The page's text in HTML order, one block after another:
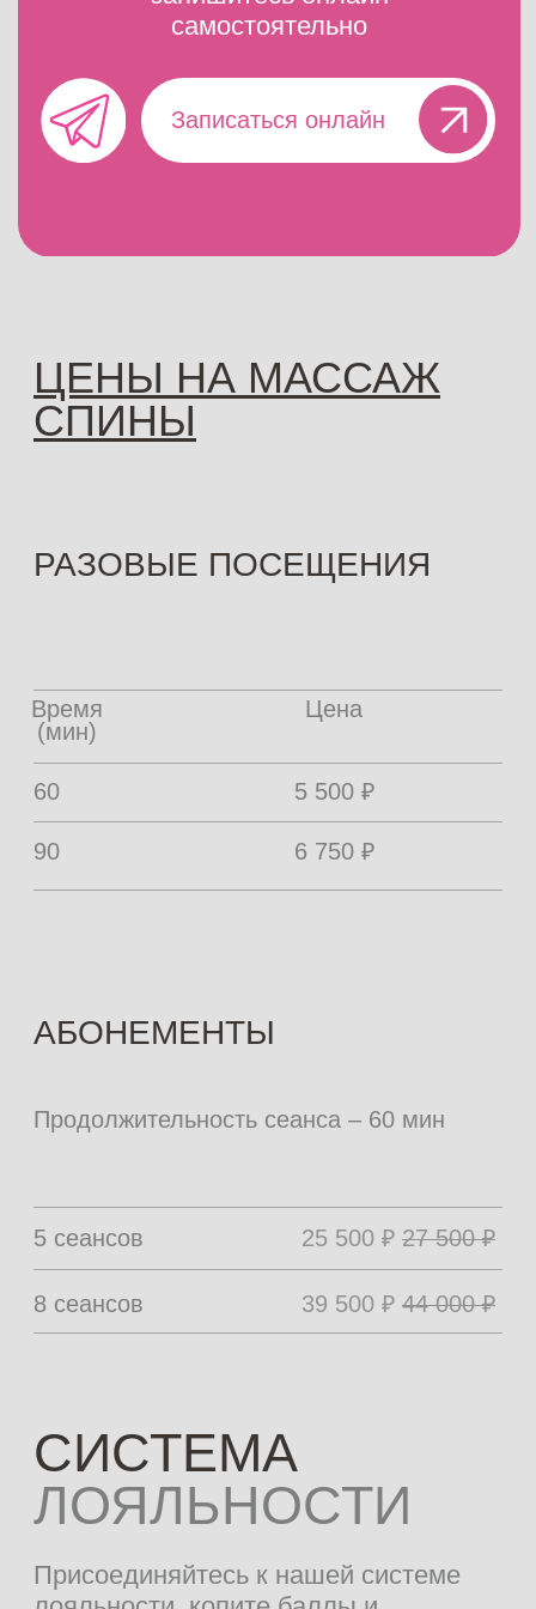
Купить сертификат
5000 рублей, 10 000 рублей,
15 000 рублей и 100 000 рублей
Сертификат действует бессрочно
НАШИ РАБОТЫ
ПАЦИЕНТОВ "ДО"
И "ПОСЛЕ"